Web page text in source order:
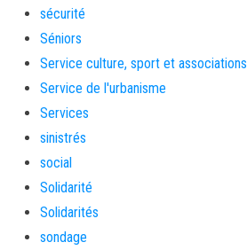
sécurité
Séniors
Service culture, sport et associations
Service de l'urbanisme
Services
sinistrés
social
Solidarité
Solidarités
sondage